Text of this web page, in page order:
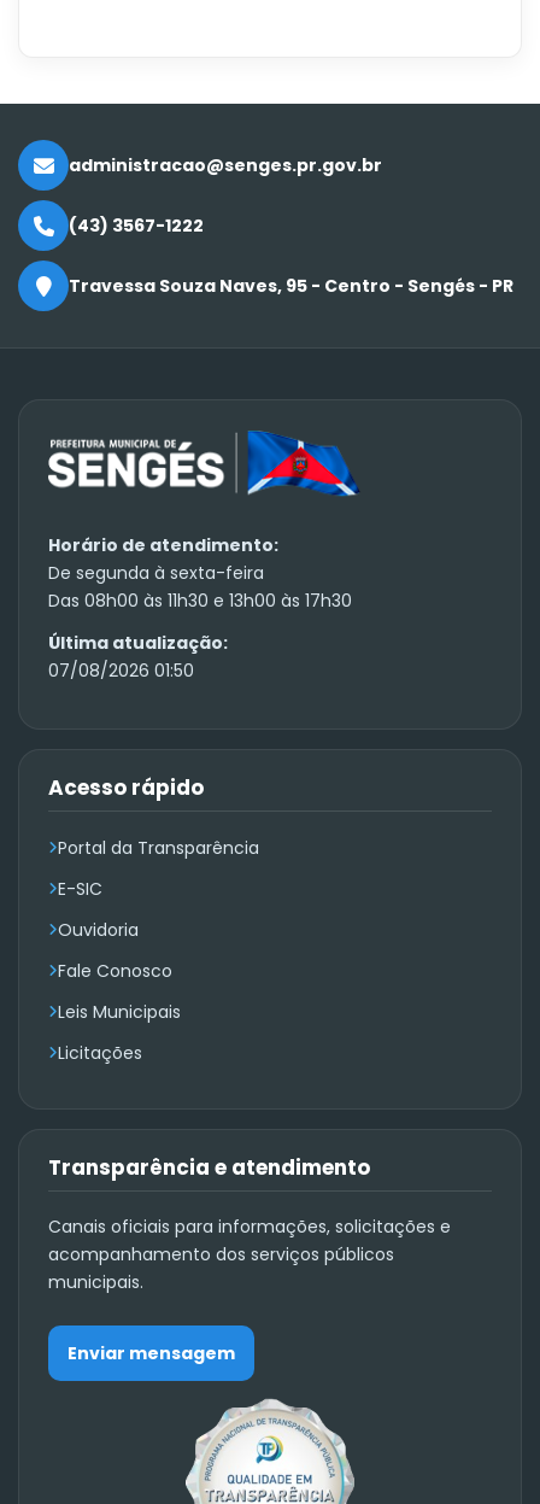
administracao@senges.pr.gov.br
(43) 3567-1222
Travessa Souza Naves, 95 - Centro - Sengés - PR
Horário de atendimento:
De segunda à sexta-feira
Das 08h00 às 11h30 e 13h00 às 17h30
Última atualização:
07/08/2026 01:50
Acesso rápido
Portal da Transparência
E-SIC
Ouvidoria
Fale Conosco
Leis Municipais
Licitações
Transparência e atendimento
Canais oficiais para informações, solicitações e
acompanhamento dos serviços públicos
municipais.
Enviar mensagem